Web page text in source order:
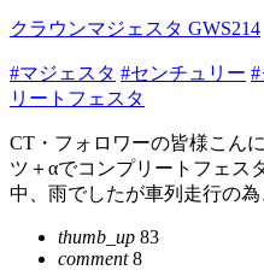
クラウンマジェスタ GWS214
#マジェスタ #センチュリー
リートフェスタ
CT・フォロワーの皆様こん
ツ＋αでコンプリートフェス
中、雨でしたが車列走行の
thumb_up 83
comment8